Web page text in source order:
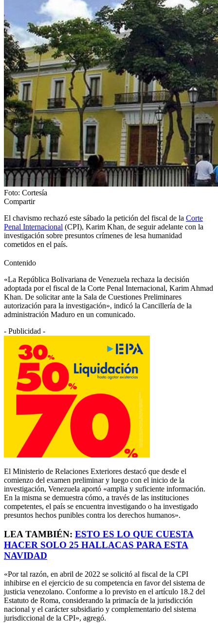
Foto: Cortesía
Compartir
El chavismo rechazó este sábado la petición del fiscal de la Corte
Penal Internacional (CPI), Karim Khan, de seguir adelante con la
investigación sobre presuntos crímenes de lesa humanidad
cometidos en el país.
Contenido
«La República Bolivariana de Venezuela rechaza la decisión
adoptada por el fiscal de la Corte Penal Internacional, Karim Ahmad
Khan. De solicitar ante la Sala de Cuestiones Preliminares
autorización para la investigación», indicó la Cancillería de la
administración Maduro en un comunicado.
- Publicidad -
El Ministerio de Relaciones Exteriores destacó que desde el
comienzo del examen preliminar y luego con el inicio de la
investigación, Venezuela aportó «amplia y suficiente información.
En la misma se demuestra cómo, a través de las instituciones
competentes, el país se encuentra investigando o ha investigado
presuntos hechos punibles contra los derechos humanos».
LEA TAMBIÉN: ESTO ES LO QUE CUESTA
HACER SOLO 25 HALLACAS PARA ESTA
NAVIDAD
«Por tal razón, en abril de 2022 se solicitó al fiscal de la CPI
inhibirse en el ejercicio de su competencia en favor del sistema de
justicia venezolano. Conforme a lo previsto en el artículo 18.2 del
Estatuto de Roma, considerando la primacía de la jurisdicción
nacional y el carácter subsidiario y complementario del sistema
jurisdiccional de la CPI», agregó.